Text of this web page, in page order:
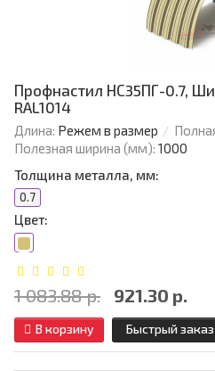
Профнастил НС35ПГ-0.7,
RAL1014
Длина: Режем в размер
Полезная ширина (мм): 1000
Толщина металла, мм:
0.7
Цвет:
1 083.88 р. 921.30 р.
В корзину Быстрый заказ